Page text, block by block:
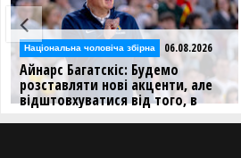
Національна чоловіча збірна 06.08.2026
Айнарс Багатскіс: Будемо
розставляти нові акценти, але
відштовхуватися від того, в